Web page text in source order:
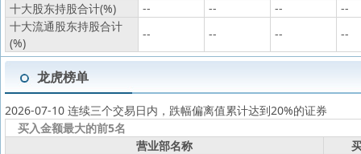
十大股东持股合计(%)
-- -- --
--
十大流通股东持股合计
(%)
-- -- -- --
龙虎榜单
2026-07-10 连续三个交易日内，跌幅偏离值累计达到20%的证券
买入金额最大的前5名
营业部名称